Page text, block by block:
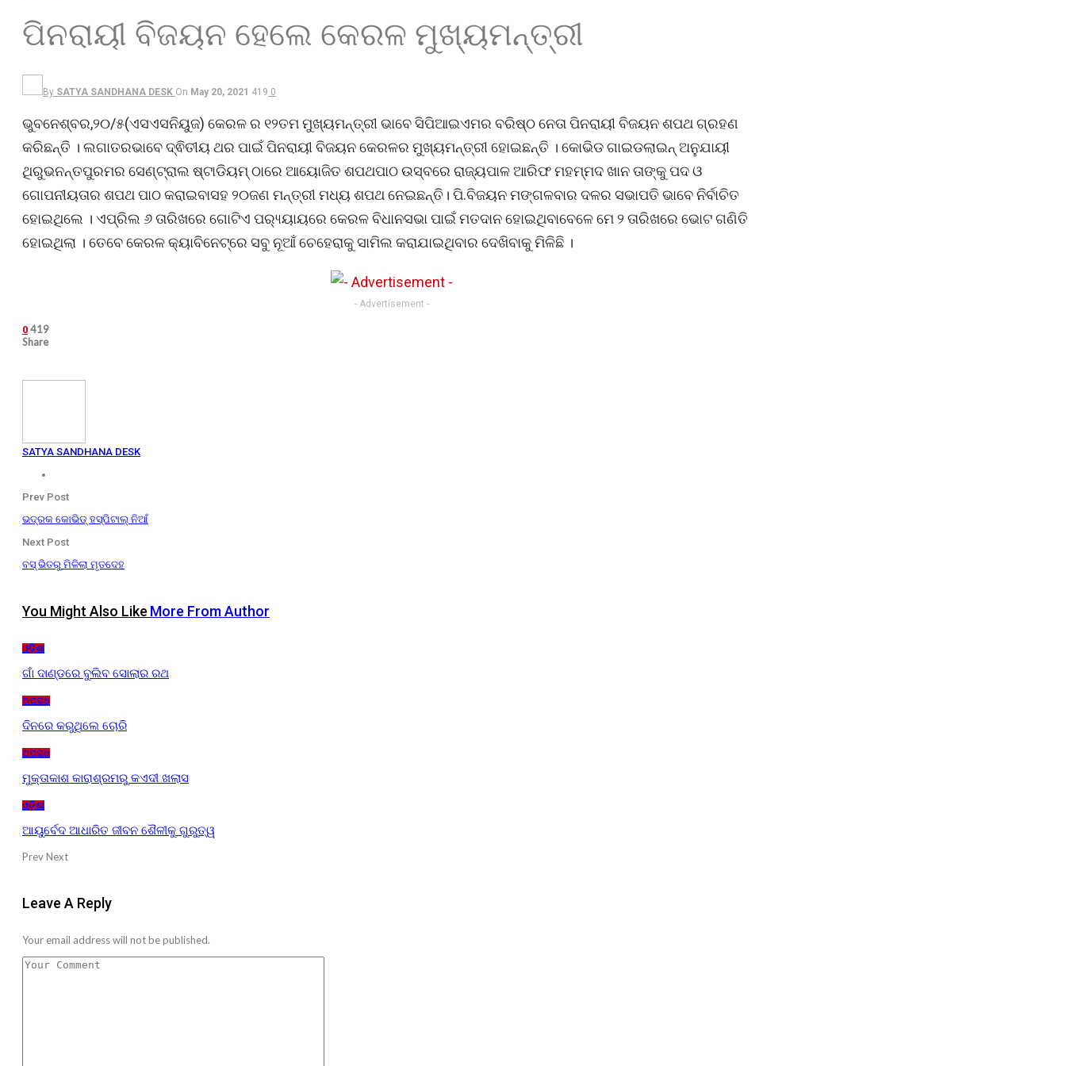
ପିନରାୟୀ ବିଜୟନ ହେଲେ କେରଳ ମୁଖ୍ୟମନ୍ତ୍ରୀ
By SATYA SANDHANA DESK On May 20, 2021 419 0
ଭୁବନେଶ୍ବର,୨୦/୫(ଏସଏସନିୟୁଜ) କେରଳ ର ୧୨ତମ ମୁଖ୍ୟମନ୍ତ୍ରୀ ଭାବେ ସିପିଆଇଏମର ବରିଷ୍ଠ ନେତା ପିନରାୟୀ ବିଜୟନ ଶପଥ ଗ୍ରହଣ
କରିଛନ୍ତି । ଲଗାତରଭାବେ ଦ୍ଵିତୀୟ ଥର ପାଇଁ ପିନରାୟୀ ବିଜୟନ କେରଳର ମୁଖ୍ୟମନ୍ତ୍ରୀ ହୋଇଛନ୍ତି । କୋଭିଡ ଗାଇଡଲାଇନ୍ ଅନୁଯାୟୀ
ଥିରୁଭନନ୍ତପୁରମର ସେଣ୍ଟ୍ରାଲ ଷ୍ଟାଡିୟମ୍ ଠାରେ ଆୟୋଜିତ ଶପଥପାଠ ଉସ୍‌ବରେ ରାଜ୍ୟପାଳ ଆରିଫ ମହମ୍ମଦ ଖାନ ତାଙ୍କୁ ପଦ ଓ
ଗୋପନୀୟତାର ଶପଥ ପାଠ କରାଇବାସହ ୨୦ଜଣ ମନ୍ତ୍ରୀ ମଧ୍ୟ ଶପଥ ନେଇଛନ୍ତି। ପି.ବିଜୟନ ମଙ୍ଗଳବାର ଦଳର ସଭାପତି ଭାବେ ନିର୍ବାଚିତ
ହୋଇଥିଲେ । ଏପ୍ରିଲ ୬ ତାରିଖରେ ଗୋଟିଏ ପର‌୍ୟ୍ୟାୟରେ କେରଳ ବିଧାନସଭା ପାଇଁ ମତଦାନ ହୋଇଥିବାବେଳେ ମେ ୨ ତାରିଖରେ ଭୋଟ ଗଣିତି
ହୋଇଥିଲା । ତେବେ କେରଳ କ୍ୟାବିନେଟ୍ରେ ସବୁ ନୂଆଁ ଚେହେରାକୁ ସାମିଲ କରାଯାଇଥିବାର ଦେଖିବାକୁ ମିଳିଛି ।
- Advertisement -
0 419
Share
SATYA SANDHANA DESK
Prev Post
ଭଦ୍ରକ କୋଭିଡ୍ ହସ୍ପିଟାଲ୍ ନିଆଁ
Next Post
ବସ୍ ଭିତରୁ ମିଳିଲା ମୃତଦେହ
You Might Also Like More From Author
ଓଡ଼ିଶା
ଗାଁ ଦାଣ୍ଡରେ ବୁଲିବ ସୋଲାର ରଥ
ଅପରାଧ
ଦିନରେ କରୁଥିଲେ ଚୋରି
ଅପରାଧ
ମୁକ୍ତାକାଶ କାରାଶ୍ରମରୁ କଏଦୀ ଖଲାସ
ଓଡ଼ିଶା
ଆୟୁର୍ବେଦ ଆଧାରିତ ଜୀବନ ଶୈଳୀକୁ ଗୁରୁତ୍ୱ
PrevNext
Leave A Reply
Your email address will not be published.